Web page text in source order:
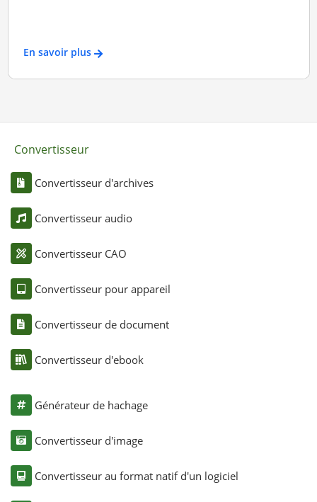
En savoir plus
Convertisseur
Convertisseur d'archives
Convertisseur audio
Convertisseur CAO
Convertisseur pour appareil
Convertisseur de document
Convertisseur d'ebook
Générateur de hachage
Convertisseur d'image
Convertisseur au format natif d'un logiciel